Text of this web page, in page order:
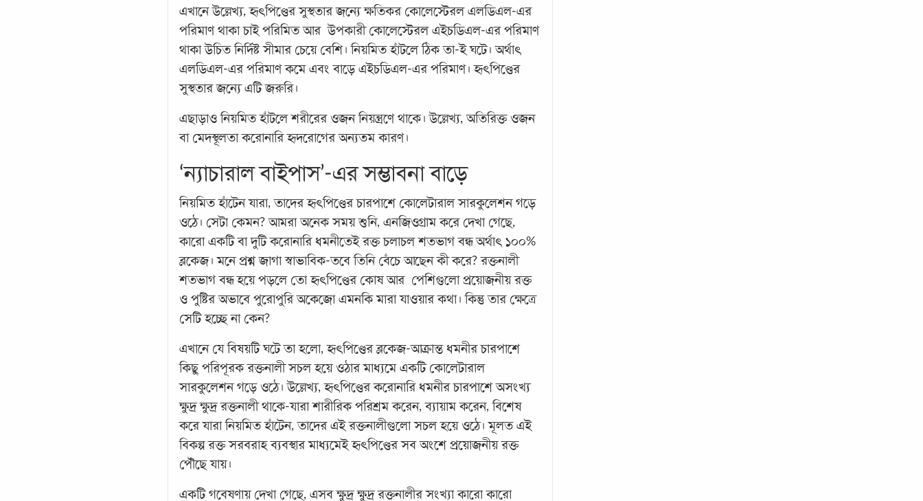
এখানে উল্লেখ্য, হৃৎপিণ্ডের সুস্থতার জন্যে ক্ষতিকর কোলেস্টেরল এলডিএল-এর
পরিমাণ থাকা চাই পরিমিত আর উপকারী কোলেস্টেরল এইচডিএল-এর পরিমাণ
থাকা উচিত নির্দিষ্ট সীমার চেয়ে বেশি। নিয়মিত হাঁটলে ঠিক তা-ই ঘটে। অর্থাৎ
এলডিএল-এর পরিমাণ কমে এবং বাড়ে এইচডিএল-এর পরিমাণ। হৃৎপিণ্ডের
সুস্থতার জন্যে এটি জরুরি।
এছাড়াও নিয়মিত হাঁটলে শরীরের ওজন নিয়ন্ত্রণে থাকে। উল্লেখ্য, অতিরিক্ত ওজন
বা মেদস্থূলতা করোনারি হৃদরোগের অন্যতম কারণ।
‘ন্যাচারাল বাইপাস’-এর সম্ভাবনা বাড়ে
নিয়মিত হাঁটেন যারা, তাদের হৃৎপিণ্ডের চারপাশে কোলেটারাল সারকুলেশন গড়ে
ওঠে। সেটা কেমন? আমরা অনেক সময় শুনি, এনজিওগ্রাম করে দেখা গেছে,
কারো একটি বা দুটি করোনারি ধমনীতেই রক্ত চলাচল শতভাগ বন্ধ অর্থাৎ ১০০%
ব্লকেজ। মনে প্রশ্ন জাগা স্বাভাবিক-তবে তিনি বেঁচে আছেন কী করে? রক্তনালী
শতভাগ বন্ধ হয়ে পড়লে তো হৃৎপিণ্ডের কোষ আর পেশিগুলো প্রয়োজনীয় রক্ত
ও পুষ্টির অভাবে পুরোপুরি অকেজো এমনকি মারা যাওয়ার কথা। কিন্তু তার ক্ষেত্রে
সেটি হচ্ছে না কেন?
এখানে যে বিষয়টি ঘটে তা হলো, হৃৎপিণ্ডের ব্লকেজ-আক্রান্ত ধমনীর চারপাশে
কিছু পরিপূরক রক্তনালী সচল হয়ে ওঠার মাধ্যমে একটি কোলেটারাল
সারকুলেশন গড়ে ওঠে। উল্লেখ্য, হৃৎপিণ্ডের করোনারি ধমনীর চারপাশে অসংখ্য
ক্ষুদ্র ক্ষুদ্র রক্তনালী থাকে-যারা শারীরিক পরিশ্রম করেন, ব্যায়াম করেন, বিশেষ
করে যারা নিয়মিত হাঁটেন, তাদের এই রক্তনালীগুলো সচল হয়ে ওঠে। মূলত এই
বিকল্প রক্ত সরবরাহ ব্যবস্থার মাধ্যমেই হৃৎপিণ্ডের সব অংশে প্রয়োজনীয় রক্ত
পৌঁছে যায়।
একটি গবেষণায় দেখা গেছে, এসব ক্ষুদ্র ক্ষুদ্র রক্তনালীর সংখ্যা কারো কারো